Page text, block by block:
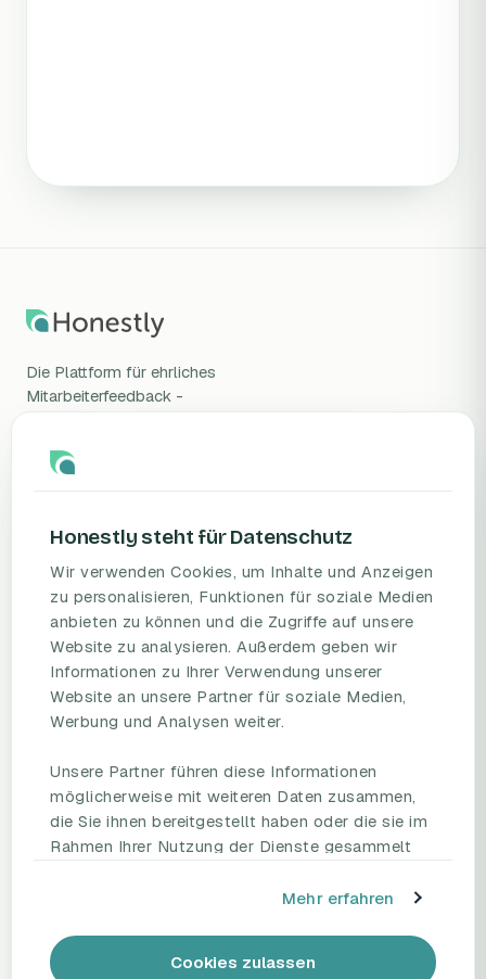
Honestly steht für Datenschutz
Wir verwenden Cookies, um Inhalte und Anzeigen
zu personalisieren, Funktionen für soziale Medien
anbieten zu können und die Zugriffe auf unsere
Website zu analysieren. Außerdem geben wir
Informationen zu Ihrer Verwendung unserer
Website an unsere Partner für soziale Medien,
Werbung und Analysen weiter.
Unsere Partner führen diese Informationen
möglicherweise mit weiteren Daten zusammen,
die Sie ihnen bereitgestellt haben oder die sie im
Rahmen Ihrer Nutzung der Dienste gesammelt
Mehr erfahren
Cookies zulassen
Die Plattform für ehrliches
Mitarbeiterfeedback -
wissenschaftlich validiert, DSGVO-
PRODUKT
Mitarbeiterbefragungs-
Plattform
Preise
RESSOURCEN
Blog
Umfragevorlagen
Mitarbeiterbefragung
eNPS
Employee Engagement
Status Page
HR Beirat
Über uns
Support